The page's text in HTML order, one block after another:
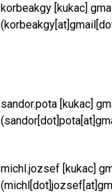
korbeakgy [kukac]
sandor.pota [kukac]
michl.jozsef [kukac]